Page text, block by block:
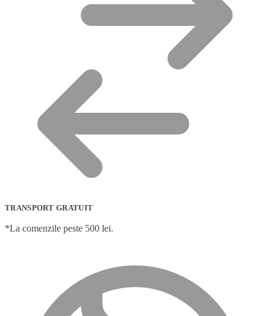
TRANSPORT GRATUIT
*La comenzile peste 500 lei.